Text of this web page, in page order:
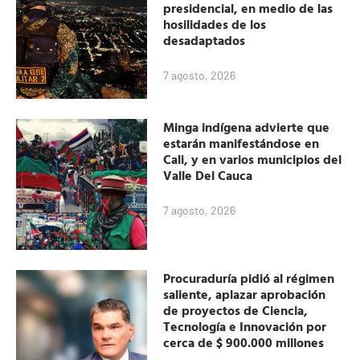
presidencial, en medio de las
hosilidades de los
desadaptados
7 agosto, 2026
Minga indígena advierte que
estarán manifestándose en
Cali, y en varios municipios del
Valle Del Cauca
7 agosto, 2026
Procuraduría pidió al régimen
saliente, aplazar aprobación
de proyectos de Ciencia,
Tecnología e Innovación por
cerca de $ 900.000 millones